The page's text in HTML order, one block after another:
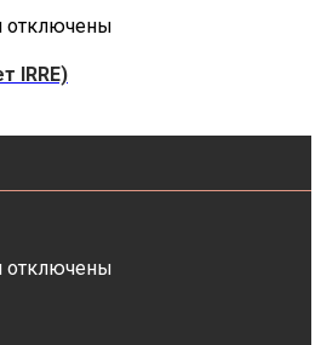
к
Коллаж
смерти
IRRE)
отключены
IRRE)
котключены